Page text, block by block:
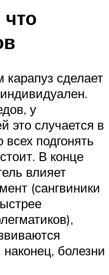
карапуз сделает
у
это случается в
всех подгонять
В конце
влияет
(сангвиники
болезни